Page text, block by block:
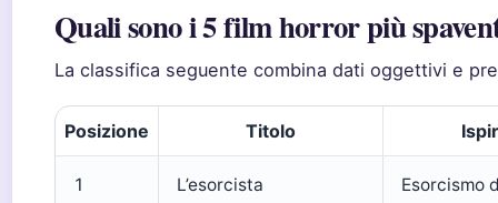
Quali sono i 5 film horror più
La classifica seguente combina dati oggettivi e
Posizione Titolo
1 L’esorcista Esorcismo